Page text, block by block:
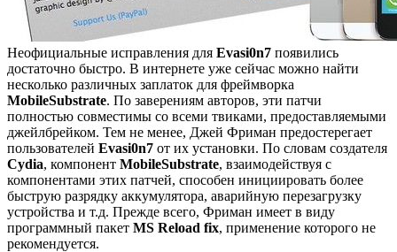
Неофициальные исправления для Evasi0n7 появились
достаточно быстро. В интернете уже сейчас можно найти
несколько различных заплаток для фреймворка
MobileSubstrate. По заверениям авторов, эти патчи
полностью совместимы со всеми твиками, предоставляемыми
джейлбрейком. Тем не менее, Джей Фриман предостерегает
пользователей Evasi0n7 от их установки. По словам создателя
Cydia, компонент MobileSubstrate, взаимодействуя с
компонентами этих патчей, способен инициировать более
быструю разрядку аккумулятора, аварийную перезагрузку
устройства и т.д. Прежде всего, Фриман имеет в виду
программный пакет MS Reload fix, применение которого не
рекомендуется.